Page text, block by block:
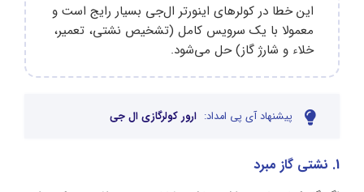
این خطا در کولرهای اینورتر ال‌جی بسیار رایج است و
معمولا با یک سرویس کامل (تشخیص نشتی، تعمیر،
خلاء و شارژ گاز) حل می‌شود.
پیشنهاد آی پی امداد: ارور کولرگازی ال جی
1. نشتی گاز مبرد